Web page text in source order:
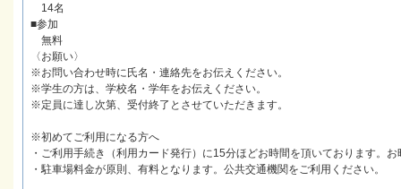
14名
■参加
無料
〈お願い〉
※お問い合わせ時に氏名・連絡先をお伝えください。
※学生の方は、学校名・学年をお伝えください。
※定員に達し次第、受付終了とさせていただきます。
※初めてご利用になる方へ
・ご利用手続き（利用カード発行）に15分ほどお時間を頂いております。
・駐車場料金が原則、有料となります。公共交通機関をご利用ください。